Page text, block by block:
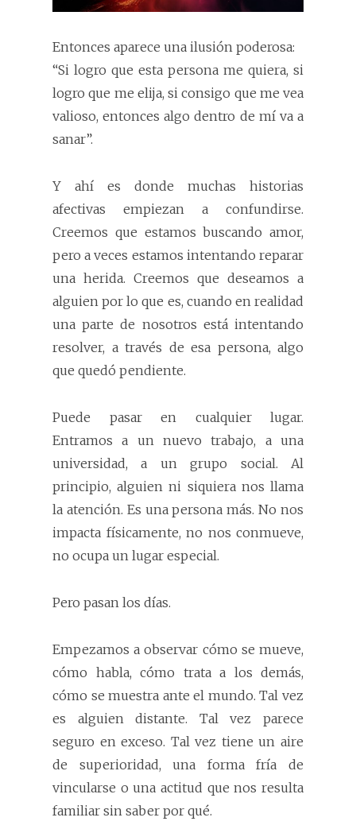
Entonces aparece una ilusión poderosa:
“Si logro que esta persona me quiera, si
logro que me elija, si consigo que me vea
valioso, entonces algo dentro de mí va a
sanar”.
Y ahí es donde muchas historias
afectivas empiezan a confundirse.
Creemos que estamos buscando amor,
pero a veces estamos intentando reparar
una herida. Creemos que deseamos a
alguien por lo que es, cuando en realidad
una parte de nosotros está intentando
resolver, a través de esa persona, algo
que quedó pendiente.
Puede pasar en cualquier lugar.
Entramos a un nuevo trabajo, a una
universidad, a un grupo social. Al
principio, alguien ni siquiera nos llama
la atención. Es una persona más. No nos
impacta físicamente, no nos conmueve,
no ocupa un lugar especial.
Pero pasan los días.
Empezamos a observar cómo se mueve,
cómo habla, cómo trata a los demás,
cómo se muestra ante el mundo. Tal vez
es alguien distante. Tal vez parece
seguro en exceso. Tal vez tiene un aire
de superioridad, una forma fría de
vincularse o una actitud que nos resulta
familiar sin saber por qué.